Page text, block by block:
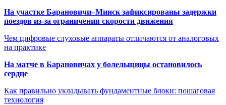
На участке Барановичи–Минск зафиксированы задержки
поездов из-за ограничения скорости движения
Чем цифровые слуховые аппараты отличаются от аналоговых
на практике
На матче в Барановичах у болельщицы остановилось
сердце
Как правильно укладывать фундаментные блоки: пошаговая
технология